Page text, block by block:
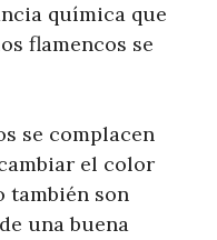
química que
flamencos se
se complacen
el color
también son
una buena